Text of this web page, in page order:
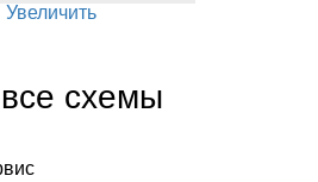
Увеличить
схемы